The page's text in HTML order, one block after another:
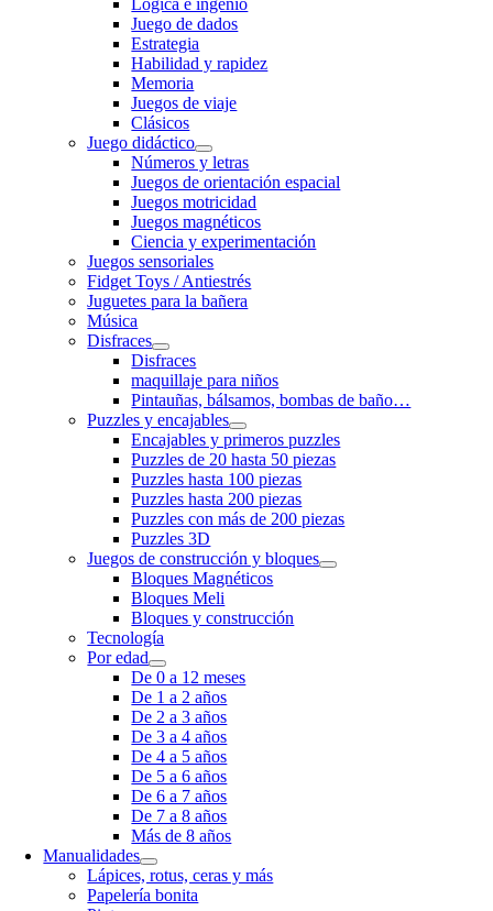
Lógica e ingenio
Juego de dados
Estrategia
Habilidad y rapidez
Memoria
Juegos de viaje
Clásicos
Juego didáctico
Números y letras
Juegos de orientación espacial
Juegos motricidad
Juegos magnéticos
Ciencia y experimentación
Juegos sensoriales
Fidget Toys / Antiestrés
Juguetes para la bañera
Música
Disfraces
Disfraces
maquillaje para niños
Pintauñas, bálsamos, bombas de baño…
Puzzles y encajables
Encajables y primeros puzzles
Puzzles de 20 hasta 50 piezas
Puzzles hasta 100 piezas
Puzzles hasta 200 piezas
Puzzles con más de 200 piezas
Puzzles 3D
Juegos de construcción y bloques
Bloques Magnéticos
Bloques Meli
Bloques y construcción
Tecnología
Por edad
De 0 a 12 meses
De 1 a 2 años
De 2 a 3 años
De 3 a 4 años
De 4 a 5 años
De 5 a 6 años
De 6 a 7 años
De 7 a 8 años
Más de 8 años
Manualidades
Lápices, rotus, ceras y más
Papelería bonita